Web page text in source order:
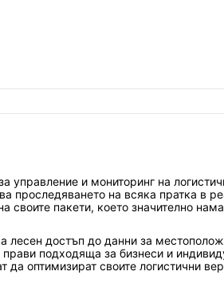
и мониторинг на
проследяването на всяка пратка в
пакети, което значително
лесен достъп до данни за
подходяща за бизнеси и
оптимизират своите логистични